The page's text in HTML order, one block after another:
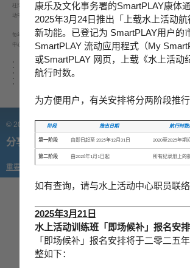
柱湾的圣士提反湾水上活动中心、座落于大埔船湾淡水湖主坝侧的大美督水上活
动中心，以及西贡黄石码头旁的赛马会黄石水上活动中心。
每年，数以万计的市民使用中心为他们提供的水上活动设施及参加训练课程。各
中心开放时间为上午八时三十分至下午五时。
创兴水上活动中心
赤柱正滩水上活动中心
圣士提反湾水上活动中心
大美督水上活动中心
© 2024 康乐及文化事务署 版权所有
分享
重要告示|私隐政策|修订日期: 2024年9月23日
康乐及文化事务署的SmartPLAY康体
2025年3月24日推出「上载水上活动
新功能。已登记为 SmartPLAY用户的
SmartPLAY 流动应用程式（My
或SmartPLAY 网页，上载《水上活动
航行时数。
为方便用户，有关安排将分两阶段推行
阶段 推出日期 航行时数
第一阶段 由即日起至 2025年12月31日 2020至2025年期
第二阶段 由2026年1月1日起 所有纪录册上的
如有查询，请与水上活动中心职员联络
2025年3月21日
水上活动训练班「即场候补」报名安排
「即场候补」报名安排将于二零二五
整如下：